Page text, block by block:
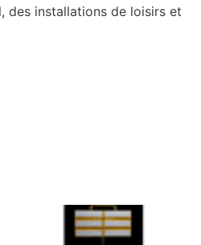
des installations de loisirs et